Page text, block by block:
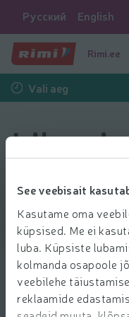
See veebisait
Kasutame oma
küpsised. Me ei
luba. Küpsiste
kolmanda osapoole
veebilehe
reklaamide
Русский English
Rimi.ee
Vali aeg
Liha-